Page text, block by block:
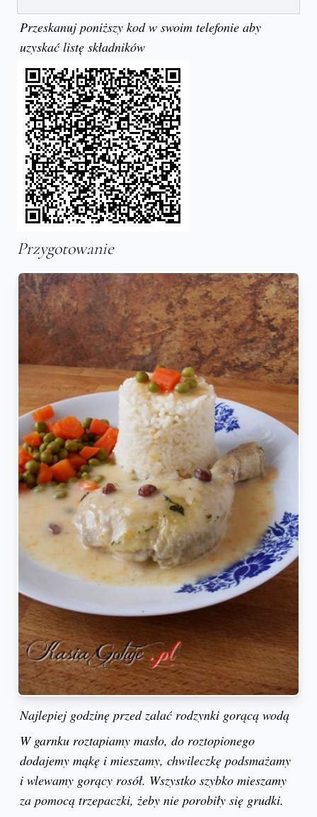
Przeskanuj poniższy kod w swoim telefonie aby
uzyskać listę składników
Przygotowanie
Najlepiej godzinę przed zalać rodzynki gorącą wodą
W garnku roztapiamy masło, do roztopionego
dodajemy mąkę i mieszamy, chwileczkę podsmażamy
i wlewamy gorący rosół. Wszystko szybko mieszamy
za pomocą trzepaczki, żeby nie porobiły się grudki.